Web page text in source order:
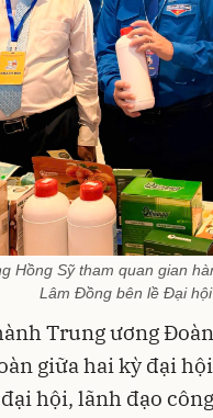
Hồng Sỹ tham quan gian
Lâm Đồng bên lề Đại
Trung ương
giữa hai kỳ đại
hội, lãnh đạo